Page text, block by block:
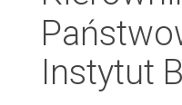
Instytut